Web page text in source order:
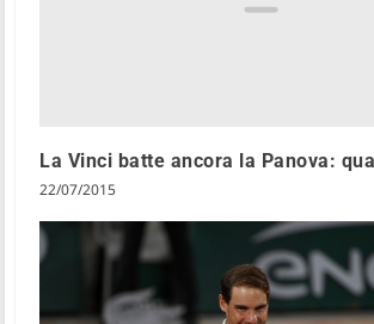
La Vinci batte ancora la Panova:
22/07/2015